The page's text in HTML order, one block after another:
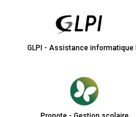
GLPI - Assistance informatique